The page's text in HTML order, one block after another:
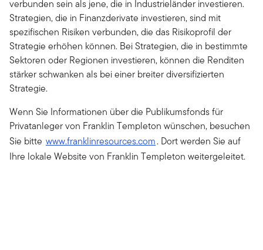
verbunden sein als jene, die in Industrieländer investieren.
Strategien, die in Finanzderivate investieren, sind mit
spezifischen Risiken verbunden, die das Risikoprofil der
Strategie erhöhen können. Bei Strategien, die in bestimmte
Sektoren oder Regionen investieren, können die Renditen
stärker schwanken als bei einer breiter diversifizierten
Strategie.
Wenn Sie Informationen über die Publikumsfonds für
Privatanleger von Franklin Templeton wünschen, besuchen
Sie bitte www.franklinresources.com. Dort werden Sie auf
Ihre lokale Website von Franklin Templeton weitergeleitet.